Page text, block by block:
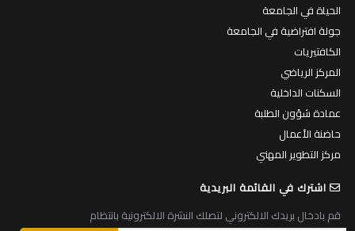
الحياة في الجامعة
جولة افتراضية في الجامعة
الكافتيريات
المركز الرياضي
السكنات الداخلية
عمادة شؤون الطلبة
حاضنة الأعمال
مركز التطوير المهني
اشترك في القائمة البريدية
قم بادخال بريدك الالكتروني لتصلك النشرة الالكترونية بانتظام